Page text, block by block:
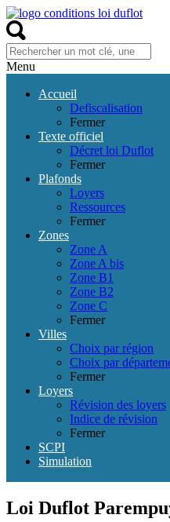
Menu
Accueil
Defiscalisation
Fermer
Texte officiel
Décret loi Duflot
Fermer
Plafonds
Loyers
Ressources
Fermer
Zones
Zone A
Zone A bis
Zone B1
Zone B2
Zone C
Fermer
Villes
Choix par région
Choix par
Fermer
Loyers
Révision des loyers
Indice de révision
Fermer
SCPI
Simulation
Loi Duflot